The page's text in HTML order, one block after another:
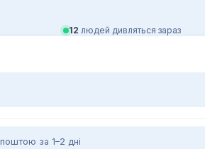
12 людей дивляться зараз
за 1–2 дні